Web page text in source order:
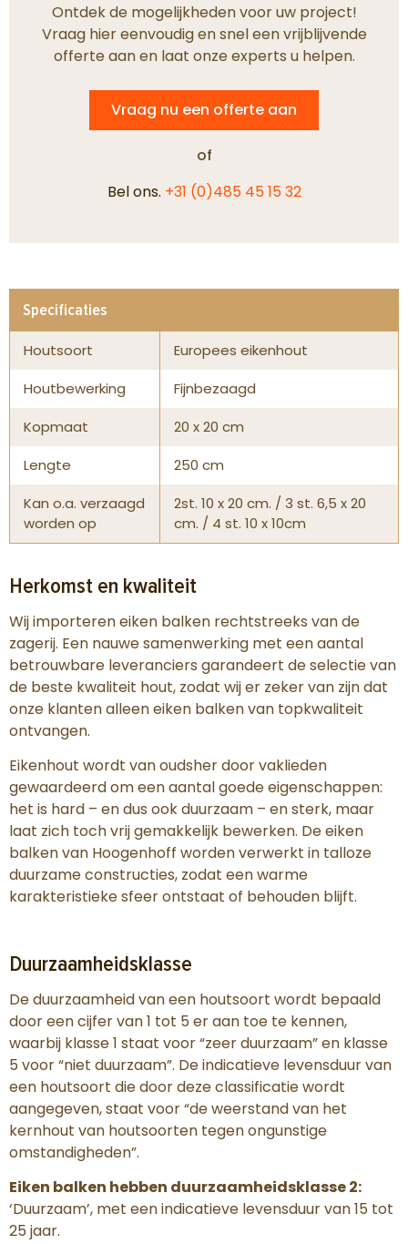
Specificaties
Houtsoort
Europees eikenhout
Houtbewerking
Fijnbezaagd
Kopmaat
20 x 20 cm
Lengte
250 cm
Kan o.a. verzaagd
worden op
2st. 10 x 20 cm. / 3 st. 6,5 x 20
cm. / 4 st. 10 x 10cm
Herkomst en kwaliteit
Wij importeren eiken balken rechtstreeks van de
zagerij. Een nauwe samenwerking met een aantal
betrouwbare leveranciers garandeert de selectie van
de beste kwaliteit hout, zodat wij er zeker van zijn dat
onze klanten alleen eiken balken van topkwaliteit
ontvangen.
Eikenhout wordt van oudsher door vaklieden
gewaardeerd om een aantal goede eigenschappen:
het is hard – en dus ook duurzaam – en sterk, maar
laat zich toch vrij gemakkelijk bewerken. De eiken
balken van Hoogenhoff worden verwerkt in talloze
duurzame constructies, zodat een warme
karakteristieke sfeer ontstaat of behouden blijft.
Duurzaamheidsklasse
De duurzaamheid van een houtsoort wordt bepaald
door een cijfer van 1 tot 5 er aan toe te kennen,
waarbij klasse 1 staat voor “zeer duurzaam” en klasse
5 voor “niet duurzaam”. De indicatieve levensduur van
een houtsoort die door deze classificatie wordt
aangegeven, staat voor “de weerstand van het
kernhout van houtsoorten tegen ongunstige
omstandigheden”.
Eiken balken hebben duurzaamheidsklasse 2:
‘Duurzaam’, met een indicatieve levensduur van 15 tot
25 jaar.
Ontdek de mogelijkheden voor uw project!
Vraag hier eenvoudig en snel een vrijblijvende
offerte aan en laat onze experts u helpen.
Vraag nu een offerte aan
of
Bel ons. +31 (0)485 45 15 32